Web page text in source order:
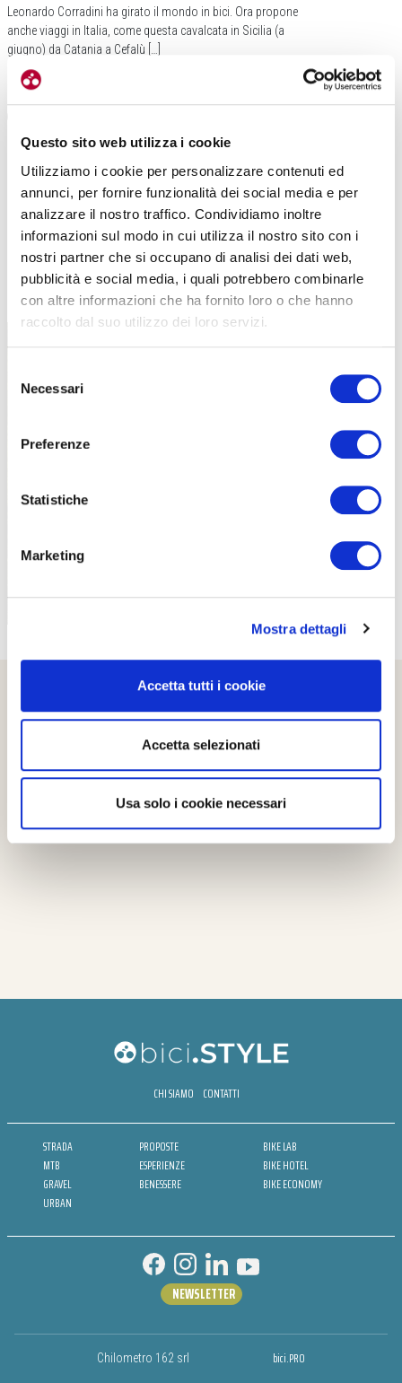
Questo sito web utilizza i cookie
Utilizziamo i cookie per personalizzare contenuti ed
annunci, per fornire funzionalità dei social media e per
analizzare il nostro traffico. Condividiamo inoltre
informazioni sul modo in cui utilizza il nostro sito con i
nostri partner che si occupano di analisi dei dati web,
pubblicità e social media, i quali potrebbero combinarle
con altre informazioni che ha fornito loro o che hanno
raccolto dal suo utilizzo dei loro servizi.
delNecessari
Preferenze
Statistiche
Marketing
Mostra dettagli
Accetta tutti i cookie
Accetta selezionati
Usa solo i cookie necessari
Leonardo Corradini ha girato il mondo in bici. Ora propone
anche viaggi in Italia, come questa cavalcata in Sicilia (a
giugno) da Catania a Cefalù […]
#SICILIA
TUTTE LE CATEGORIE DEL MAGAZINE
CHI SIAMO CONTATTI
STRADA
MTB
GRAVEL
URBAN
PROPOSTE
ESPERIENZE
BENESSERE
BIKE LAB
BIKE HOTEL
BIKE ECONOMY
Chilometro 162 srl bici.PRO
NEWSLETTER